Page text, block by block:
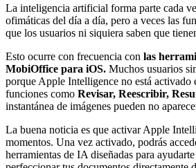
La inteligencia artificial forma parte cada
ofimáticas del día a día, pero a veces las
que los usuarios ni siquiera saben que
Esto ocurre con frecuencia con las
MobiOffice para iOS. Muchos usuarios
porque Apple Intelligence no está activado
funciones como Revisar, Reescribir,
instantánea de imágenes pueden no
La buena noticia es que activar Apple
momentos. Una vez activado, podrás
herramientas de IA diseñadas para